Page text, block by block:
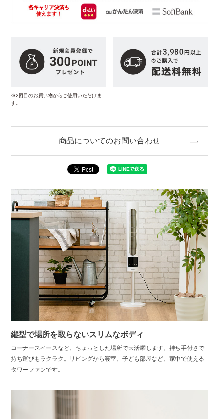
※2回目のお買い物からご使用いただけま
す。
商品についてのお問い合わせ
縦型で場所を取らないスリムなボディ
コーナースペースなど、ちょっとした場所で大活躍します。持ち手付きで
持ち運びもラクラク。リビングから寝室、子ども部屋など、家中で使える
タワーファンです。